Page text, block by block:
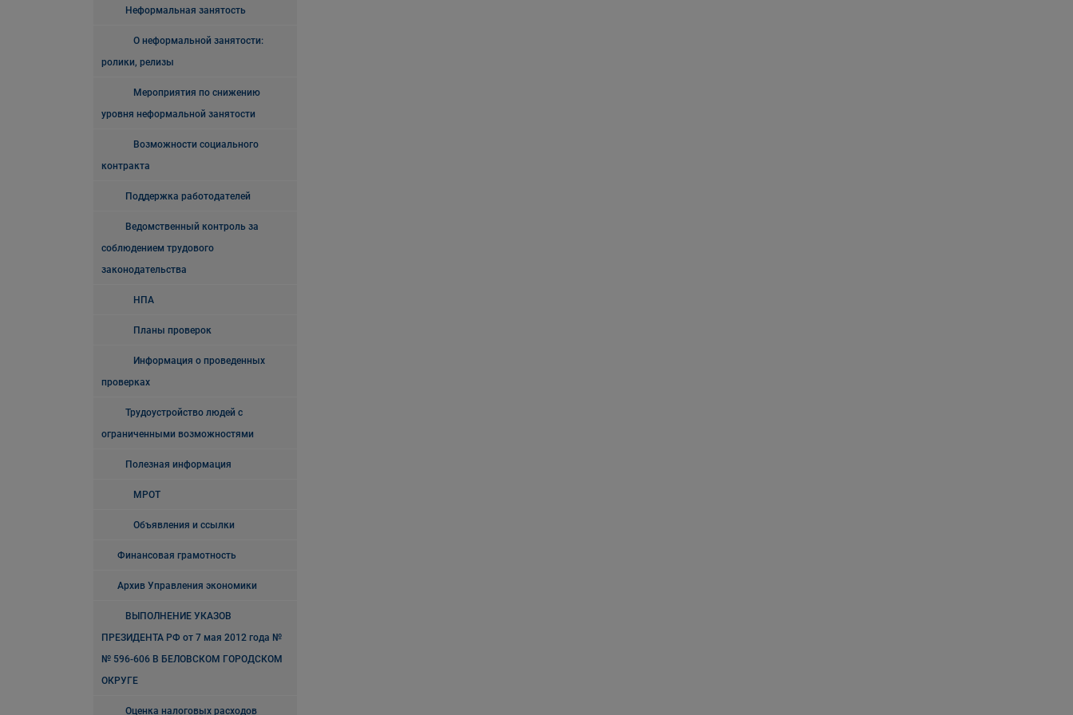
Неформальная занятость
О неформальной занятости:
ролики, релизы
Мероприятия по снижению
уровня неформальной занятости
Возможности социального
контракта
Поддержка работодателей
Ведомственный контроль за
соблюдением трудового
законодательства
НПА
Планы проверок
Информация о проведенных
проверках
Трудоустройство людей с
ограниченными возможностями
Полезная информация
МРОТ
Объявления и ссылки
Финансовая грамотность
Архив Управления экономики
ВЫПОЛНЕНИЕ УКАЗОВ
ПРЕЗИДЕНТА РФ от 7 мая 2012 года №
№ 596-606 В БЕЛОВСКОМ ГОРОДСКОМ
ОКРУГЕ
Оценка налоговых расходов